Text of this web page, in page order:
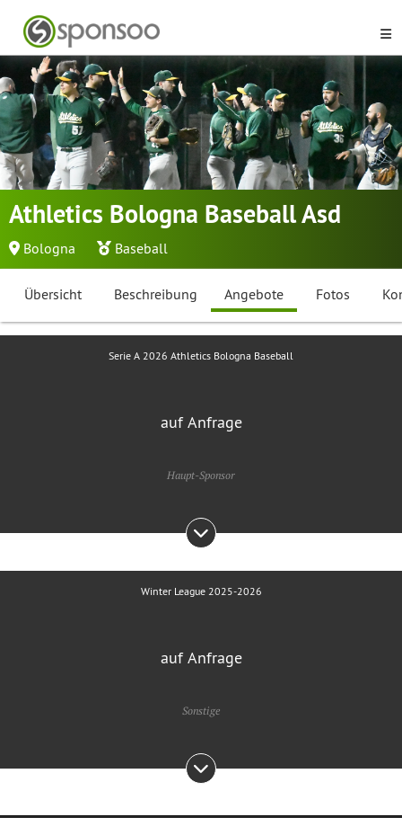
Athletics Bologna Baseball Asd
Bologna Baseball
Übersicht Beschreibung Angebote Fotos
Serie A 2026 Athletics Bologna Baseball
auf Anfrage
Haupt-Sponsor
Winter League 2025-2026
auf Anfrage
Sonstige